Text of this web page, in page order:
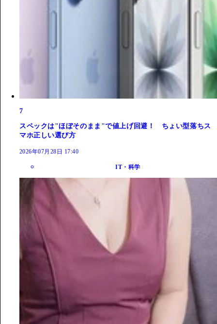
7
スペックは"ほぼそのまま"で値上げ回避！ ちょい型落ちス
マホ正しい選び方
2026年07月28日 17:40
IT・科学